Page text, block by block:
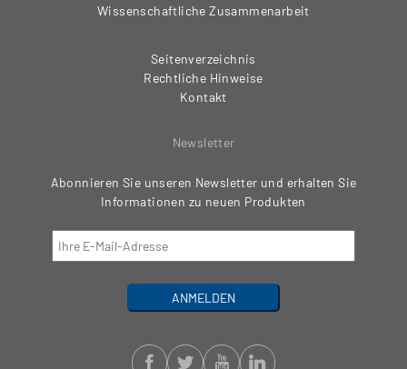
Wissenschaftliche Zusammenarbeit
Seitenverzeichnis
Rechtliche Hinweise
Kontakt
Newsletter
Abonnieren Sie unseren Newsletter und erhalten Sie
Informationen zu neuen Produkten